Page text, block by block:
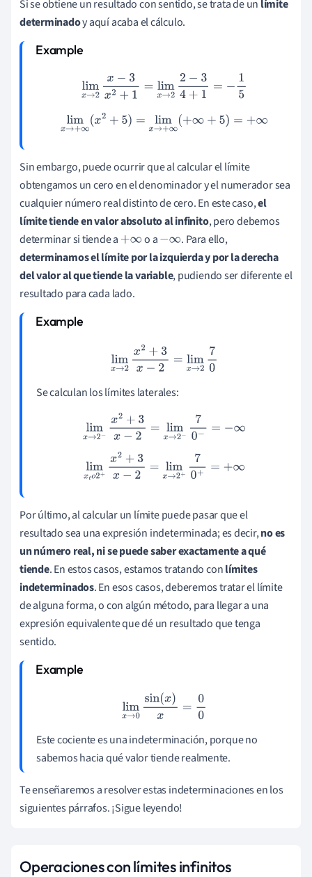
Si se obtiene un resultado con sentido, se trata de un límite
determinadoy aquí acaba el cálculo.
lim x→2x−3x2 +1=limx →22−34 +1=−15
limx→ +∞(x2 +5 =limx →+∞(+∞+ 5)= +∞
Sin embargo, puede ocurrir que al calcular el límite
obtengamos un cero en el denominador y el numerador sea
cualquier número real distinto de cero. En este caso,el
límite tiende en valor absoluto al infinito, pero debemos
determinar si tiende a +∞ o a−∞ . Para ello,
determinamos el límite por la izquierda y por la derecha
del valor al que tiende la variable, pudiendo ser diferente el
resultado para cada lado.
limx→ 2x2 +3 x− limx→ 27
Se calculan los límites laterales:
lim
→2− x2 +3 =limx 2− ∞
lim o2+x2 +3 =lim 2+ + ∞
Por último, al calcular un límite puede pasar que el
resultado sea una expresión indeterminada; es decir,no es
un número real, ni se puede saber exactamente a qué
tiende. En estos casos, estamos tratando conlímites
indeterminados. En esos casos, deberemos tratar el límite
de alguna forma, o con algún método, para llegar a una
expresión equivalente que dé un resultado que tenga
sentido.
lim →0sin(x x= 0
Este cociente es una indeterminación, porque no
sabemos hacia qué valor tiende realmente.
Te enseñaremos a resolver estas indeterminaciones en los
siguientes párrafos. ¡Sigue leyendo!
Operaciones con límites infinitos